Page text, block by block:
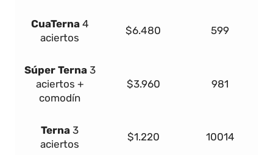
CuaTerna 4
aciertos
$6.480 599
Súper Terna 3
aciertos +
comodín
$3.960 981
Terna 3
aciertos
$1.220 10014